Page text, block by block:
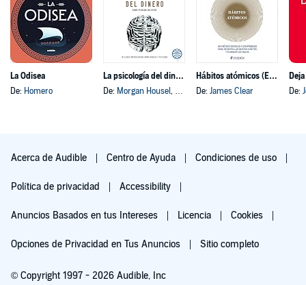
La Odisea
De: Homero
La psicología del dinero
De: Morgan Housel, y otros
Hábitos atómicos (Español neutro)
De: James Clear
De:
Acerca de Audible Centro de Ayuda Condiciones de uso
Política de privacidad Accessibility
Anuncios Basados en tus Intereses Licencia Cookies
Opciones de Privacidad en Tus Anuncios Sitio completo
© Copyright 1997 - 2026 Audible, Inc